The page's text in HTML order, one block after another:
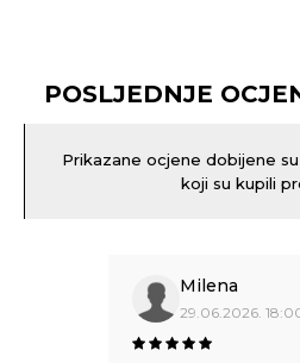
POSLJEDNJE
Prikazane ocjene dobijene
koji su kupili
Milena
29.06.2026.